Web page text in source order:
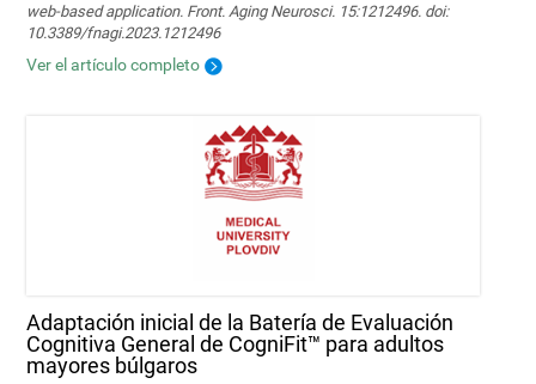
web-based application. Front. Aging Neurosci. 15:1212496. doi:
10.3389/fnagi.2023.1212496
Ver el artículo completo
Adaptación inicial de la Batería de Evaluación
Cognitiva General de CogniFit™ para adultos
mayores búlgaros